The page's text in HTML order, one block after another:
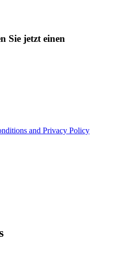
Sie jetzt einen
and Privacy Policy